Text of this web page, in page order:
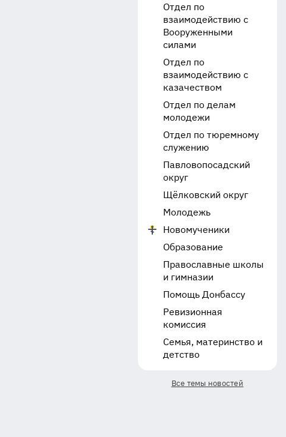
Отдел по
взаимодействию с
Вооруженными
силами
Отдел по
взаимодействию с
казачеством
Отдел по делам
молодежи
Отдел по тюремному
служению
Павловопосадский
округ
Щёлковский округ
Молодежь
Новомученики
Образование
Православные школы
и гимназии
Помощь Донбассу
Ревизионная
комиссия
Семья, материнство и
детство
Все темы новостей